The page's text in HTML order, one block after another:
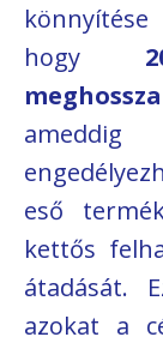
hogy
eső
kettős
átadását.
azokat a